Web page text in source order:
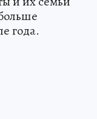
года.